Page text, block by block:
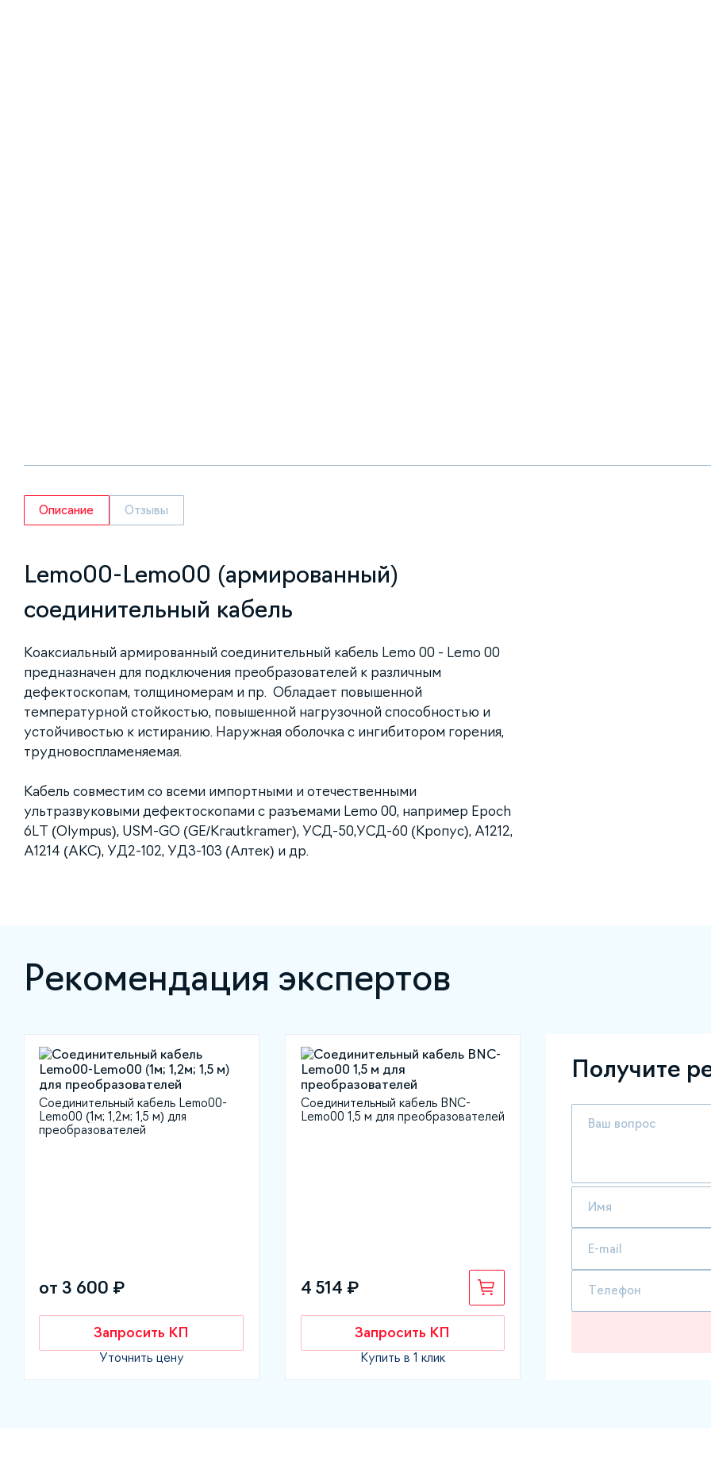
Описание Отзывы
Lemo00-Lemo00 (армированный)
соединительный кабель
Коаксиальный армированный соединительный кабель Lemo 00 - Lemo 00
предназначен для подключения преобразователей к различным
дефектоскопам, толщиномерам и пр. Обладает повышенной
температурной стойкостью, повышенной нагрузочной способностью и
устойчивостью к истиранию. Наружная оболочка с ингибитором горения,
трудновоспламеняемая.
Кабель совместим со всеми импортными и отечественными
ультразвуковыми дефектоскопами с разъемами Lemo 00, например Epoch
6LT (Olympus), USM-GO (GE/Krautkramer), УСД-50,УСД-60 (Кропус), А1212,
А1214 (АКС), УД2-102, УД3-103 (Алтек) и др.
Рекомендация экспертов
Соединительный кабель Lemo00-
Lemo00 (1м; 1,2м; 1,5 м) для
преобразователей
от 3 600 ₽
Запросить КП
Уточнить цену
Соединительный кабель BNC-
Lemo00 1,5 м для преобразователей
4 514 ₽
Запросить КП
Купить в 1 клик
Получите